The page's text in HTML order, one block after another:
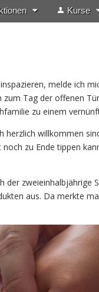
Kurse
melde ich
Tag der offenen
zu einem
herzlich willkommen
zu Ende tippen
der zweieinhalbjährige
aus. Da merkte